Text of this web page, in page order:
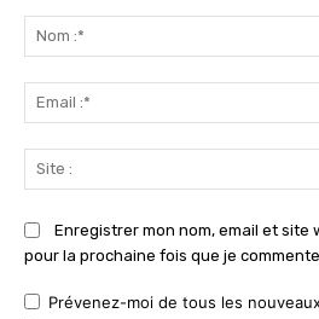
Enregistrer mon nom, email et site
pour la prochaine fois que je
Prévenez-moi de tous les